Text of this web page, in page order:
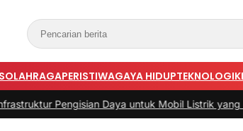
OLAHRAGAPERISTIWAGAYA HIDUPTEKNOLOGI
Pengisian Daya untuk Mobil Listrik yang Perlu